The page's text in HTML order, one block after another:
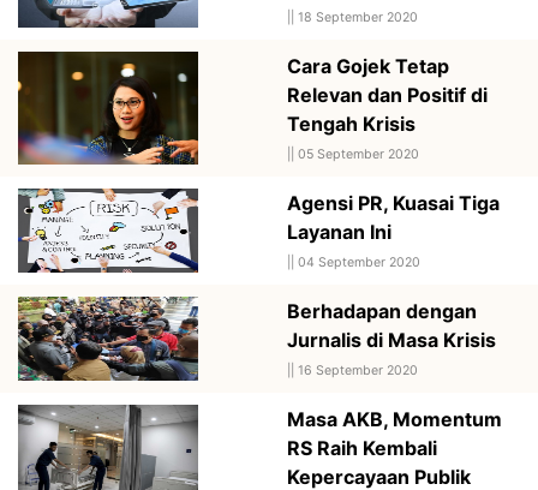
18 September 2020
Cara Gojek Tetap
Relevan dan Positif di
Tengah Krisis
05 September 2020
Agensi PR, Kuasai Tiga
Layanan Ini
04 September 2020
Berhadapan dengan
Jurnalis di Masa Krisis
16 September 2020
Masa AKB, Momentum
RS Raih Kembali
Kepercayaan Publik